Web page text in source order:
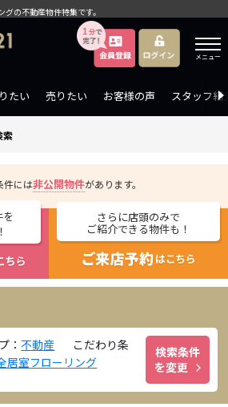
の不動産物件特集です。
メニュー
たい 売りたい お客様の声 スタッフ紹
索
件には非公開物件があります。
を
さらに店頭のみで
ご紹介できる物件も！
：不動産
こだわり条
居室フローリング
検索条件
を変更